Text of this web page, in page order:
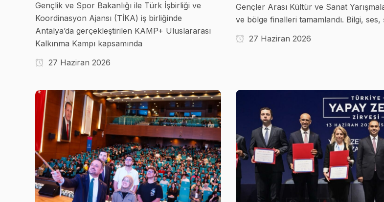
Gençlik ve Spor Bakanlığı ile Türk İşbirliği ve
Koordinasyon Ajansı (TİKA) iş birliğinde
Antalya’da gerçekleştirilen KAMP+ Uluslararası
Kalkınma Kampı kapsamında
27 Haziran 2026
Gençler Arası Kültür ve Sanat
ve bölge finalleri tamamlandı. Bilgi, ses,
27 Haziran 2026